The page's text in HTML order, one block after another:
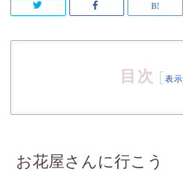
目次 [表示
お花屋さんに行こう